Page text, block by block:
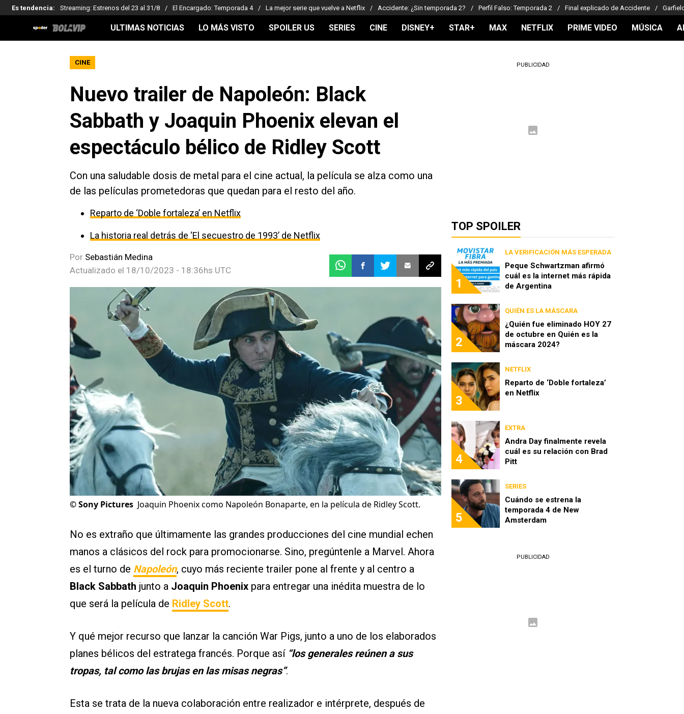
Es tendencia: Streaming: Estrenos del 23 al 31/8 El Encargado: Temporada 4 La mejor serie que vuelve a Netflix Accidente: ¿Sin temporada 2? Perfil Falso: Temporada 2 Final explicado de Accidente
ULTIMAS NOTICIAS LO MÁS VISTO SPOILER US SERIES CINE DISNEY+ STAR+ MAX NETFLIX PRIME VIDEO MÚSICA
CINE
Nuevo trailer de Napoleón: Black
Sabbath y Joaquin Phoenix elevan el
espectáculo bélico de Ridley Scott
Con una saludable dosis de metal para el cine actual, la película se alza como una
de las películas prometedoras que quedan para el resto del año.
Reparto de ‘Doble fortaleza’ en Netflix
La historia real detrás de ‘El secuestro de 1993’ de Netflix
Por Sebastián Medina
Actualizado el 18/10/2023 - 18:36hs UTC
©Sony Pictures Joaquin Phoenix como Napoleón Bonaparte, en la película de Ridley Scott.
No es extraño que últimamente las grandes producciones del cine mundial echen
manos a clásicos del rock para promocionarse. Sino, pregúntenle a Marvel. Ahora
es el turno de Napoleón, cuyo más reciente trailer pone al frente y al centro a
Black Sabbath junto a Joaquin Phoenix para entregar una inédita muestra de lo
que será la película de Ridley Scott.
Y qué mejor recurso que lanzar la canción War Pigs, junto a uno de los elaborados
planes bélicos del estratega francés. Porque así “los generales reúnen a sus
tropas, tal como las brujas en las misas negras”.
Esta se trata de la nueva colaboración entre realizador e intérprete, después de
PUBLICIDAD
TOP SPOILER
1
LA VERIFICACIÓN MÁS ESPERADA
Peque Schwartzman afirmó
cuál es la internet más rápida
de Argentina
2
QUIÉN ES LA MÁSCARA
¿Quién fue eliminado HOY 27
de octubre en Quién es la
máscara 2024?
3
NETFLIX
Reparto de ‘Doble fortaleza’
en Netflix
4
EXTRA
Andra Day finalmente revela
cuál es su relación con Brad
Pitt
5
SERIES
Cuándo se estrena la
temporada 4 de New
Amsterdam
PUBLICIDAD